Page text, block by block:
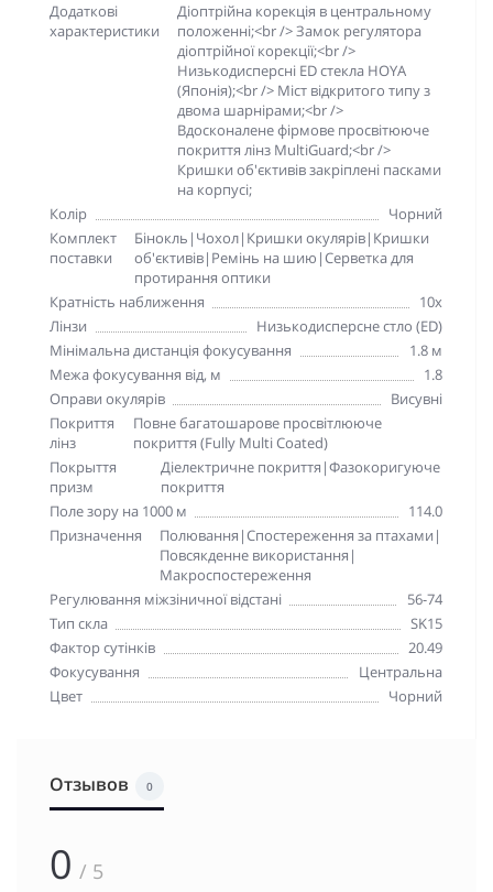
Додаткові
характеристики
Діоптрійна корекція в центральному
положенні;<br /> Замок регулятора
діоптрійної корекції;<br />
Низькодисперсні ED стекла HOYA
(Японія);<br /> Міст відкритого типу з
двома шарнірами;<br />
Вдосконалене фірмове просвітююче
покриття лінз MultiGuard;<br />
Кришки об'єктивів закріплені пасками
на корпусі;
Колір
Чорний
Комплект
поставки
Бінокль|Чохол|Кришки окулярів|Кришки
об'єктивів|Ремінь на шию|Серветка для
протирання оптики
Кратність наближення
10x
Лінзи
Низькодисперсне стло (ED)
Мінімальна дистанція фокусування
1.8 м
Межа фокусування від, м
1.8
Оправи окулярів
Висувні
Покриття
лінз
Повне багатошарове просвітлююче
покриття (Fully Multi Coated)
Покрыття
призм
Діелектричне покриття|Фазокоригуюче
покриття
Поле зору на 1000 м
114.0
Призначення
Полювання|Спостереження за птахами|
Повсякденне використання|
Макроспостереження
Регулювання міжзіничної відстані
56-74
Тип скла
SK15
Фактор сутінків
20.49
Фокусування
Центральна
Цвет
Чорний
Отзывов 0
0 / 5